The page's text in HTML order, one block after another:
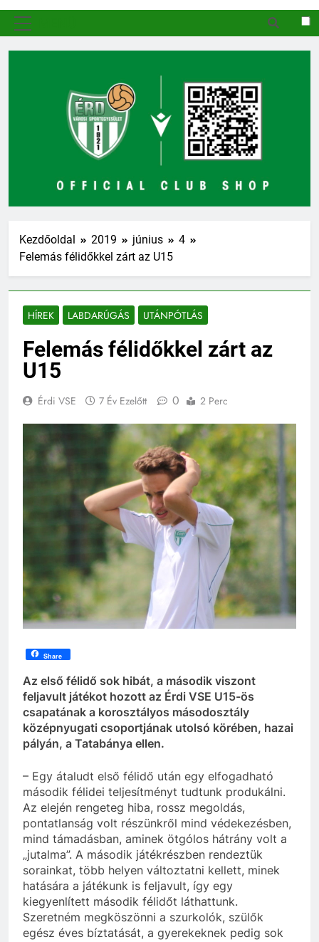
Kezdőoldal 2019 június
4
Felemás félidőkkel zárt az U15
HÍREK LABDARÚGÁS UTÁNPÓTLÁS
Felemás félidőkkel zárt az
U15
Érdi VSE 7 Év Ezelőtt 0 2 Perc
Share
Az első félidő sok hibát, a második viszont
feljavult játékot hozott az Érdi VSE U15-ös
csapatának a korosztályos másodosztály
középnyugati csoportjának utolsó körében, hazai
pályán, a Tatabánya ellen.
– Egy átaludt első félidő után egy elfogadható
második félidei teljesítményt tudtunk produkálni.
Az elején rengeteg hiba, rossz megoldás,
pontatlanság volt részünkről mind védekezésben,
mind támadásban, aminek ötgólos hátrány volt a
„jutalma”. A második játékrészben rendeztük
sorainkat, több helyen változtatni kellett, minek
hatására a játékunk is feljavult, így egy
kiegyenlített második félidőt láthattunk.
Szeretném megköszönni a szurkolók, szülők
egész éves bíztatását, a gyerekeknek pedig sok